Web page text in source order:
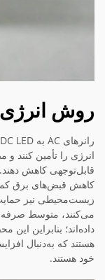
روش
انرژی را تأمین کنند
قابل‌توجهی کاهش دهند.
کاهش قبض‌های برق
زیست‌محیطی نیز
داده‌اند؛ بنابراین
هستند که به‌دنبال
خود هستند.